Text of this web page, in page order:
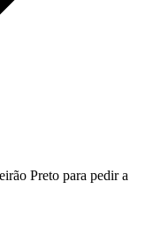
Preto para pedir a